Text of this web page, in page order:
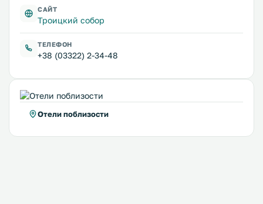
САЙТ
Троицкий собор
ТЕЛЕФОН
+38 (03322) 2-34-48
Отели поблизости